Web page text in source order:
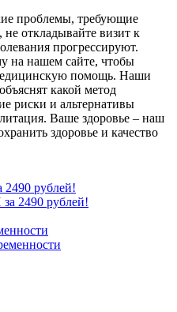
проблемы, требующие
не откладывайте визит к
прогрессируют.
на нашем сайте, чтобы
помощь. Наши
какой метод
риски и альтернативы
Ваше здоровье – наш
здоровье и качество
рублей!